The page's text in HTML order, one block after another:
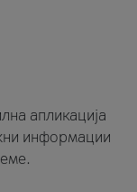
апликација
информации